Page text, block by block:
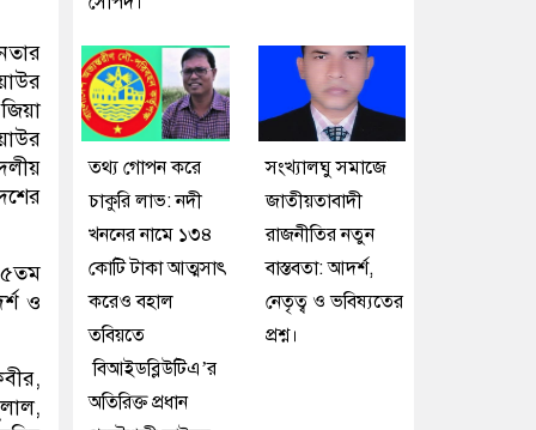
ও
তথ্য গোপন করে
চাকুরি লাভ: নদী
খননের নামে ১৩৪
কোটি টাকা আত্মসাৎ
করেও বহাল
তবিয়তে
বিআইডব্লিউটিএ’র
অতিরিক্ত প্রধান
সংখ্যালঘু সমাজে
জাতীয়তাবাদী
রাজনীতির নতুন
বাস্তবতা: আদর্শ,
নেতৃত্ব ও ভবিষ্যতের
প্রশ্ন।